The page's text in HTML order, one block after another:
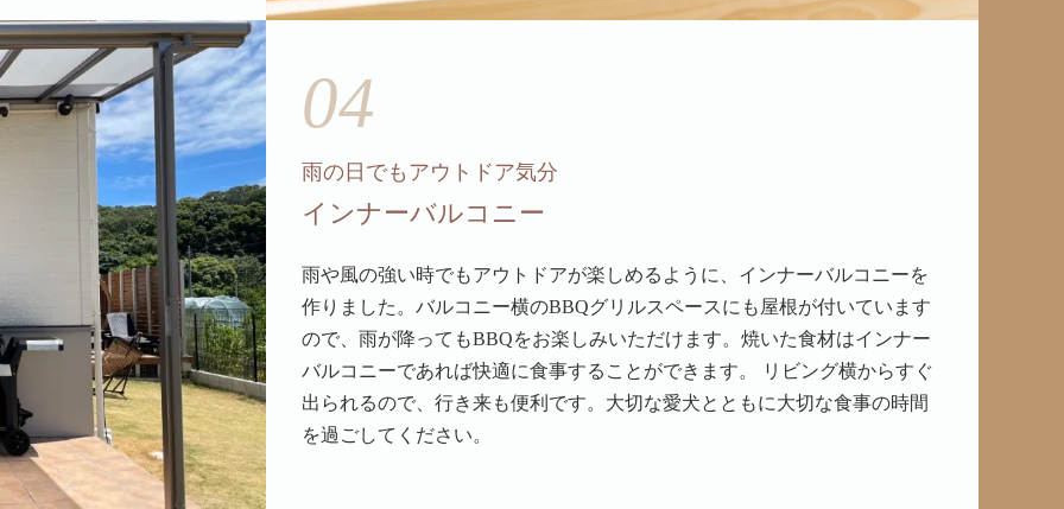
04
雨の日でもアウトドア気分
インナーバルコニー
雨や風の強い時でもアウトドアが楽しめるように、インナーバルコニーを
作りました。バルコニー横のBBQグリルスペースにも屋根が付いています
ので、雨が降ってもBBQをお楽しみいただけます。焼いた食材はインナー
バルコニーであれば快適に食事することができます。 リビング横からすぐ
出られるので、行き来も便利です。大切な愛犬とともに大切な食事の時間
を過ごしてください。